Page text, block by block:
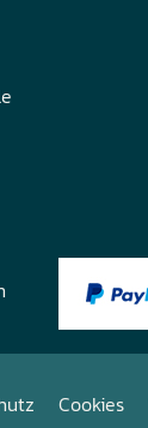
Cookies